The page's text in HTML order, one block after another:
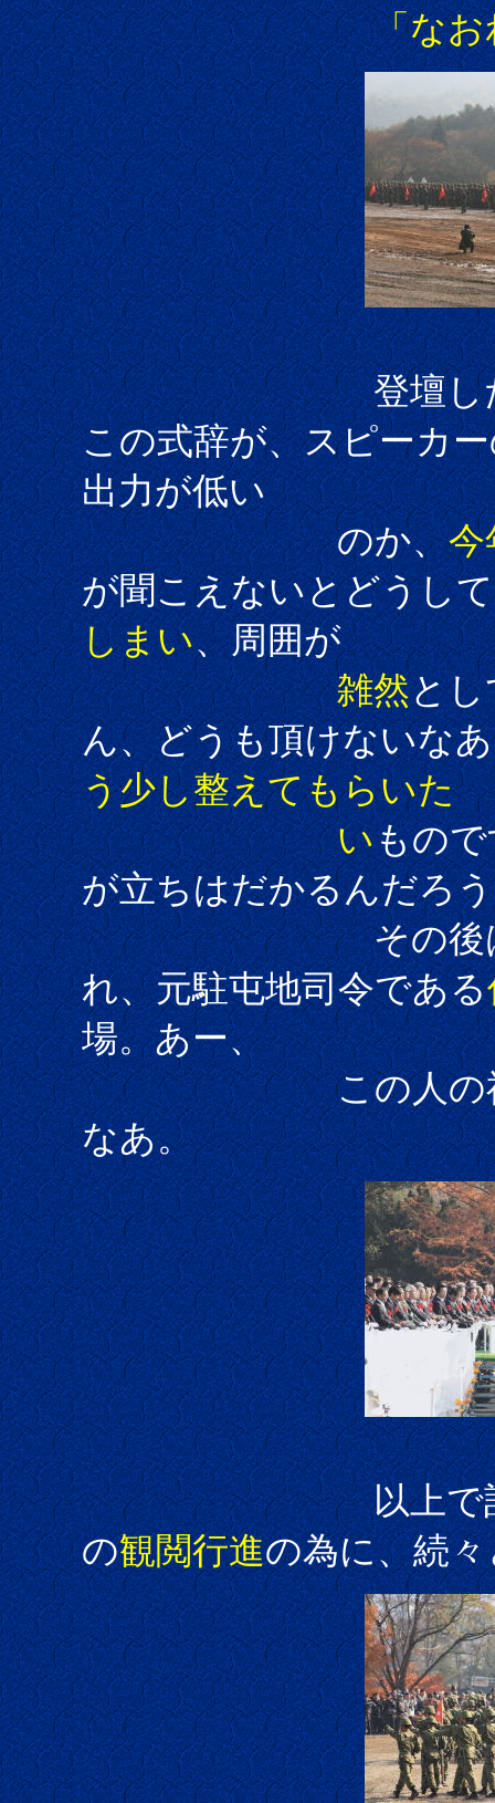
「なおれー
登壇した観
この式辞が、スピーカ
出力が低い
のか、今
が聞こえないとどうし
しまい、周囲が
雑然とし
ん、どうも頂けないな
う少し整えてもらいた
いもの
が立ちはだかるんだろ
その後
れ、元駐屯地司令である
場。あー、
この人の祝辞も
なあ。
以上で記念式典
の観閲行進の為に、続